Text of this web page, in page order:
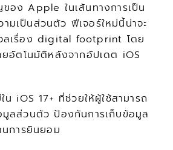
อง Apple ในเส้นทางการเป็น
มเป็นส่วนตัว ฟีเจอร์ใหม่นี้น่าจะ
ลเรื่อง digital footprint โดย
ยอัตโนมัติหลังจากอัปเดต iOS
น iOS 17+ ที่ช่วยให้ผู้ใช้สามารถ
มูลส่วนตัว ป้องกันการเก็บข้อมูล
นการยินยอม